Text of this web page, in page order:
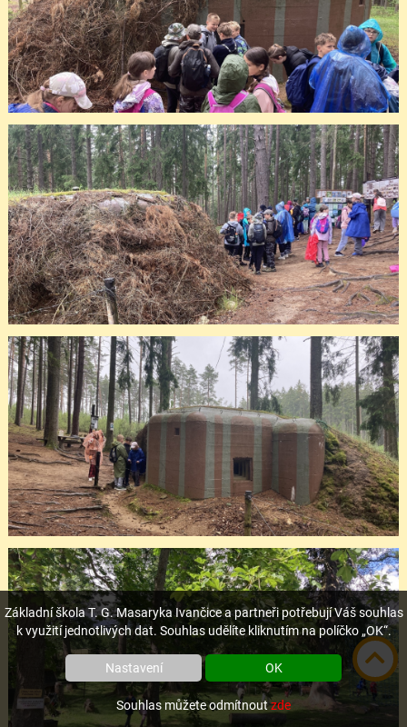
Základní škola T. G. Masaryka Ivančice a partneři potřebují Váš souhlas
k využití jednotlivých dat. Souhlas udělíte kliknutím na políčko „OK“.
Nastavení OK
Souhlas můžete odmítnoutzde